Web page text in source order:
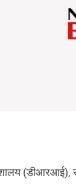
(डीआरआई),